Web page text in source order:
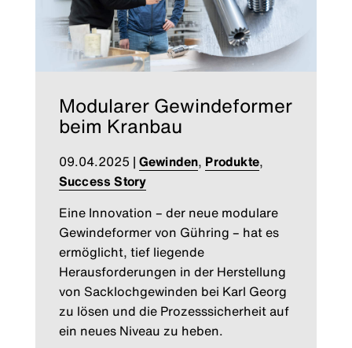
Modularer Gewindeformer
beim Kranbau
09.04.2025 | Gewinden, Produkte,
Success Story
Eine Innovation – der neue modulare
Gewindeformer von Gühring – hat es
ermöglicht, tief liegende
Herausforderungen in der Herstellung
von Sacklochgewinden bei Karl Georg
zu lösen und die Prozesssicherheit auf
ein neues Niveau zu heben.